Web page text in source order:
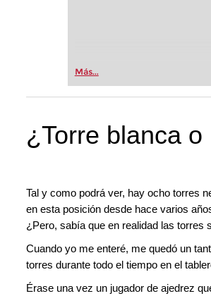
Más...
¿Torre blanca o
Tal y como podrá ver, hay ocho torres
en esta posición desde hace varios
¿Pero, sabía que en realidad las torres
Cuando yo me enteré, me quedó un
torres durante todo el tiempo en el
Érase una vez un jugador de ajedrez